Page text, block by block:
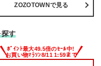
ZOZOTOWNで見る
す